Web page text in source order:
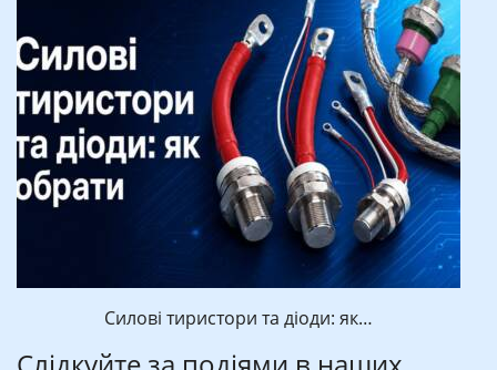
Силові тиристори та діоди: як…